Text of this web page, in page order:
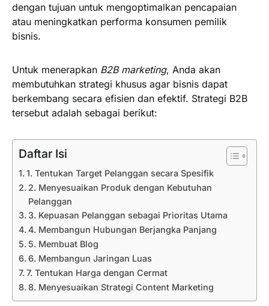
dengan tujuan untuk mengoptimalkan pencapaian
atau meningkatkan performa konsumen pemilik
bisnis.
Untuk menerapkan B2B marketing, Anda akan
membutuhkan strategi khusus agar bisnis dapat
berkembang secara efisien dan efektif. Strategi B2B
tersebut adalah sebagai berikut:
Daftar Isi
1. Tentukan Target Pelanggan secara Spesifik
2. Menyesuaikan Produk dengan Kebutuhan
Pelanggan
3. Kepuasan Pelanggan sebagai Prioritas Utama
4. Membangun Hubungan Berjangka Panjang
5. Membuat Blog
6. Membangun Jaringan Luas
7. Tentukan Harga dengan Cermat
8. Menyesuaikan Strategi Content Marketing